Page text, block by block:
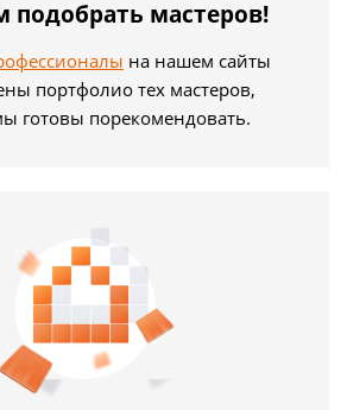
мастеров!
на нашем сайты
портфолио тех мастеров,
готовы порекомендовать.